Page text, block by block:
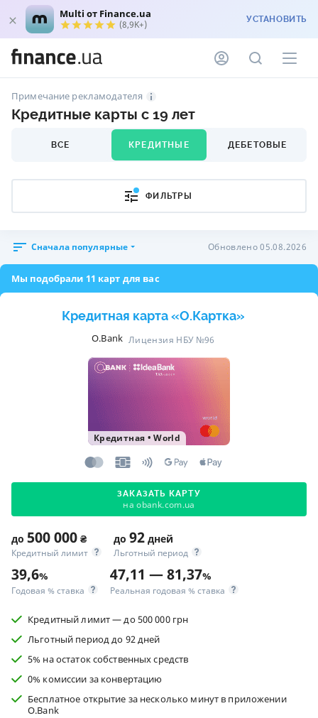
Multi от Finance.ua
(8,9K+) УСТАНОВИТЬ
Примечание рекламодателя
Кредитные карты с 19 лет
ВСЕ КРЕДИТНЫЕ ДЕБЕТОВЫЕ
ФИЛЬТРЫ
Сначала популярные Обновлено 05.08.2026
Мы подобрали 11 карт для вас
Кредитная карта «O.Картка»
O.Bank Лицензия НБУ №96
Кредитная •World
ЗАКАЗАТЬ КАРТУ
на obank.com.ua
до 500 000 ₴
Кредитный лимит
до 92 дней
Льготный период
39,6%
Годовая % ставка
47,11 — 81,37%
Реальная годовая % ставка
Кредитный лимит — до 500 000 грн
Льготный период до 92 дней
5% на остаток собственных средств
0% комиссии за конвертацию
Бесплатное открытие за несколько минут в приложении
O.Bank